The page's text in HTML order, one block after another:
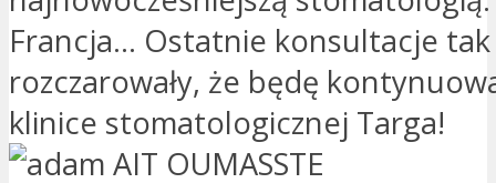
Francja... Ostatnie konsultacje
rozczarowały, że będę
klinice stomatologicznej Targa!